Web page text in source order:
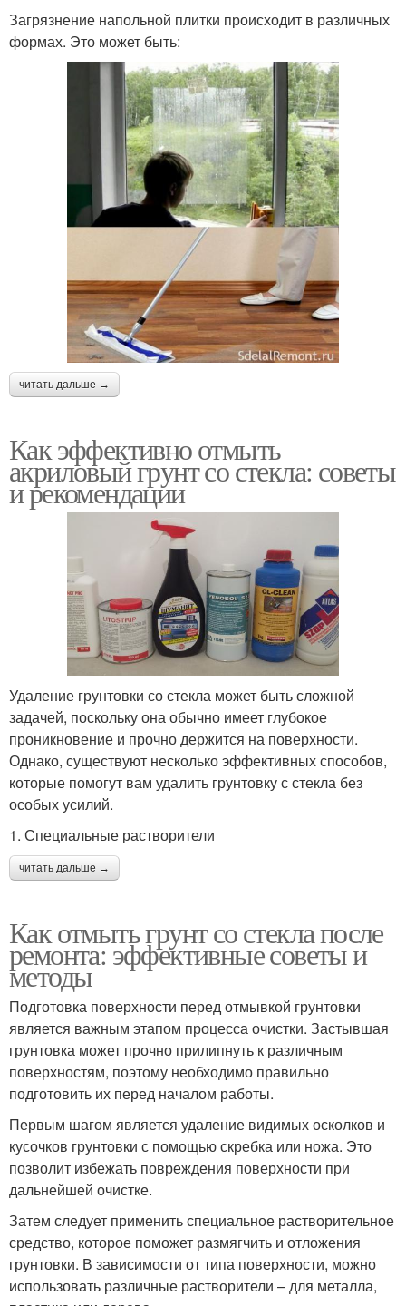
Загрязнение напольной плитки происходит в различных
формах. Это может быть:
читать дальше →
Как эффективно отмыть
акриловый грунт со стекла: советы
и рекомендации
Удаление грунтовки со стекла может быть сложной
задачей, поскольку она обычно имеет глубокое
проникновение и прочно держится на поверхности.
Однако, существуют несколько эффективных способов,
которые помогут вам удалить грунтовку с стекла без
особых усилий.
1. Специальные растворители
читать дальше →
Как отмыть грунт со стекла после
ремонта: эффективные советы и
методы
Подготовка поверхности перед отмывкой грунтовки
является важным этапом процесса очистки. Застывшая
грунтовка может прочно прилипнуть к различным
поверхностям, поэтому необходимо правильно
подготовить их перед началом работы.
Первым шагом является удаление видимых осколков и
кусочков грунтовки с помощью скребка или ножа. Это
позволит избежать повреждения поверхности при
дальнейшей очистке.
Затем следует применить специальное растворительное
средство, которое поможет размягчить и отложения
грунтовки. В зависимости от типа поверхности, можно
использовать различные растворители – для металла,